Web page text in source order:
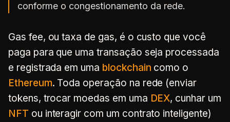
conforme o congestionamento da rede.
Gas fee, ou taxa de gas, é o custo que você
paga para que uma transação seja processada
e registrada em uma blockchain como o
Ethereum. Toda operação na rede (enviar
tokens, trocar moedas em uma DEX, cunhar um
NFT ou interagir com um contrato inteligente)